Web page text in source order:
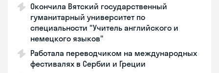
Окончила Вятский государственный
гуманитарный университет по
специальности "Учитель английского и
немецкого языков"
Работала переводчиком на международных
фестивалях в Сербии и Греции